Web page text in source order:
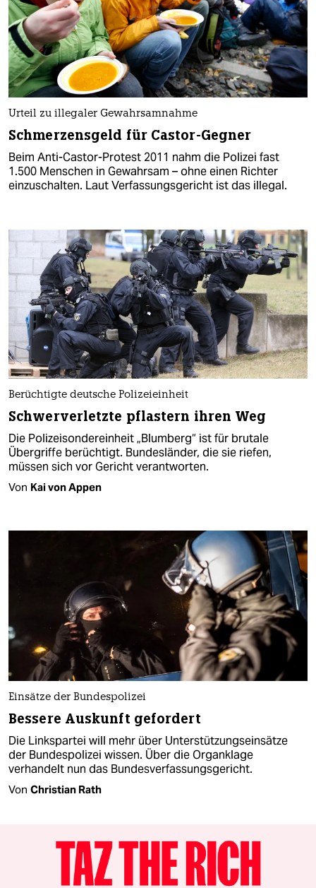
Urteil zu illegaler Gewahrsamnahme
Schmerzensgeld für Castor-Gegner
Beim Anti-Castor-Protest 2011 nahm die Polizei fast
1.500 Menschen in Gewahrsam – ohne einen Richter
einzuschalten. Laut Verfassungsgericht ist das illegal.
Berüchtigte deutsche Polizeieinheit
Schwerverletzte pflastern ihren Weg
Die Polizeisondereinheit „Blumberg“ ist für brutale
Übergriffe berüchtigt. Bundesländer, die sie riefen,
müssen sich vor Gericht verantworten.
Von Kai von Appen
Einsätze der Bundespolizei
Bessere Auskunft gefordert
Die Linkspartei will mehr über Unterstützungseinsätze
der Bundespolizei wissen. Über die Organklage
verhandelt nun das Bundesverfassungsgericht.
Von Christian Rath